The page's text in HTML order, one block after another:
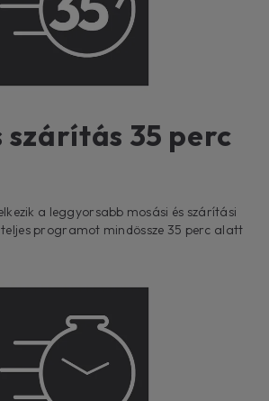
szárítás 35 perc
a leggyorsabb mosási és szárítási
programot mindössze 35 perc alatt